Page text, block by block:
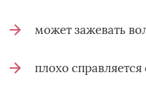
может зажевать
плохо